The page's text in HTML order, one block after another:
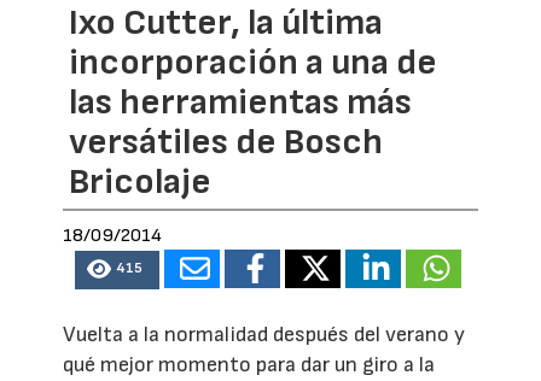
Ixo Cutter, la última
incorporación a una de
las herramientas más
versátiles de Bosch
Bricolaje
18/09/2014
415
Vuelta a la normalidad después del verano y
qué mejor momento para dar un giro a la